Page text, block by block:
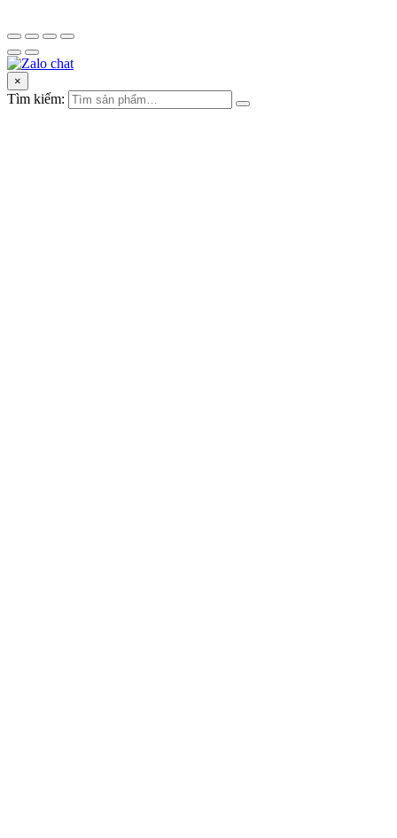
×
Tìm kiếm: